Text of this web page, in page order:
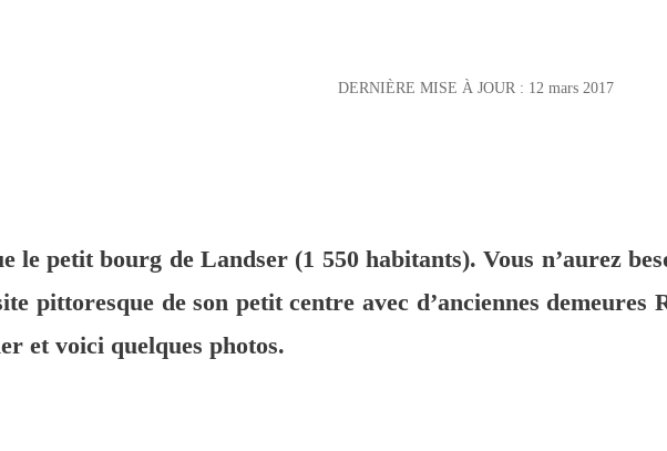
DERNIÈRE MISE À JOUR : 12 mars 2017
le petit bourg de Landser (1 550 habitants). Vous n’aurez
pittoresque de son petit centre avec d’anciennes demeures
et voici quelques photos.